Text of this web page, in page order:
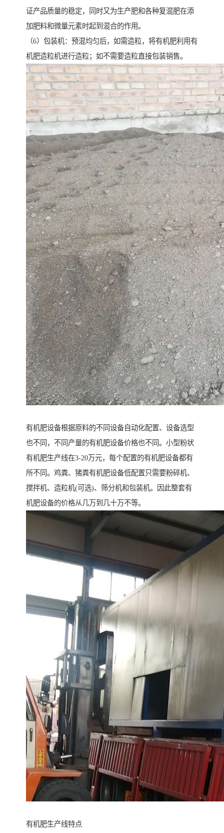
证产品质量的稳定，同时又为生产肥和各种复混肥在添
加肥料和微量元素时起到混合的作用。
（6）包装机：预混均匀后，如需造粒，将有机肥利用有
机肥造粒机进行造粒；如不需要造粒直接包装销售。
有机肥设备根据原料的不同设备自动化配置、设备选型
也不同，不同产量的有机肥设备价格也不同。小型粉状
有机肥生产线在3-20万元，每个配置的有机肥设备都有
所不同。鸡粪、猪粪有机肥设备低配置只需要粉碎机、
搅拌机、造粒机(可选)、筛分机和包装机。因此整套有
机肥设备的价格从几万到几十万不等。
有机肥生产线特点